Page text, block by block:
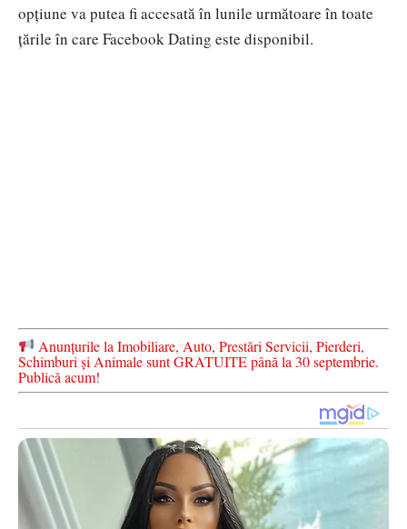
opțiune va putea fi accesată în lunile următoare în toate
țările în care Facebook Dating este disponibil.
Anunțurile la Imobiliare, Auto, Prestări Servicii, Pierderi,
Schimburi și Animale sunt GRATUITE până la 30 septembrie.
Publică acum!